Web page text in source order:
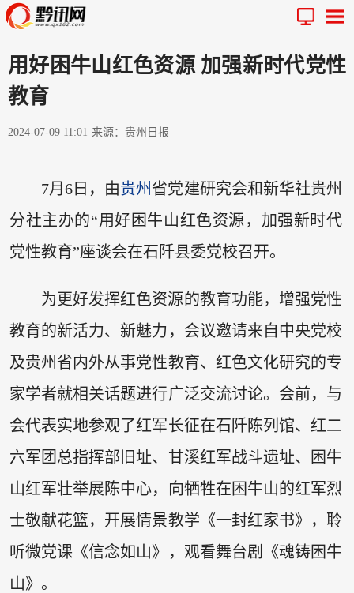
用好困牛山红色资源 加强新时代党性
教育
2024-07-09 11:01 来源：贵州日报
7月6日，由贵州 省党建研究会和新华社贵州
分社主办的“用好困牛山红色资源，加强新时代
党性教育”座谈会在石阡县委党校召开。
为更好发挥红色资源的教育功能，增强党性
教育的新活力、新魅力，会议邀请来自中央党校
及贵州省内外从事党性教育、红色文化研究的专
家学者就相关话题进行广泛交流讨论。会前，与
会代表实地参观了红军长征在石阡陈列馆、红二
六军团总指挥部旧址、甘溪红军战斗遗址、困牛
山红军壮举展陈中心，向牺牲在困牛山的红军烈
士敬献花篮，开展情景教学《一封红家书》，聆
听微党课《信念如山》，观看舞台剧《魂铸困牛
山》。